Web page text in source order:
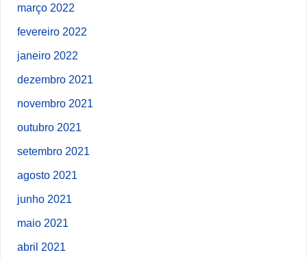
março 2022
fevereiro 2022
janeiro 2022
dezembro 2021
novembro 2021
outubro 2021
setembro 2021
agosto 2021
junho 2021
maio 2021
abril 2021